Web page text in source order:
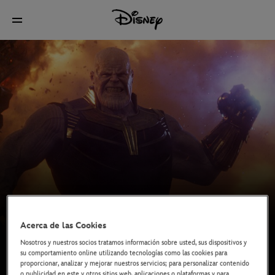
Acerca de las Cookies
Nosotros y nuestros socios tratamos información sobre usted, sus dispositivos y
su comportamiento online utilizando tecnologías como las cookies para
proporcionar, analizar y mejorar nuestros servicios; para personalizar contenido